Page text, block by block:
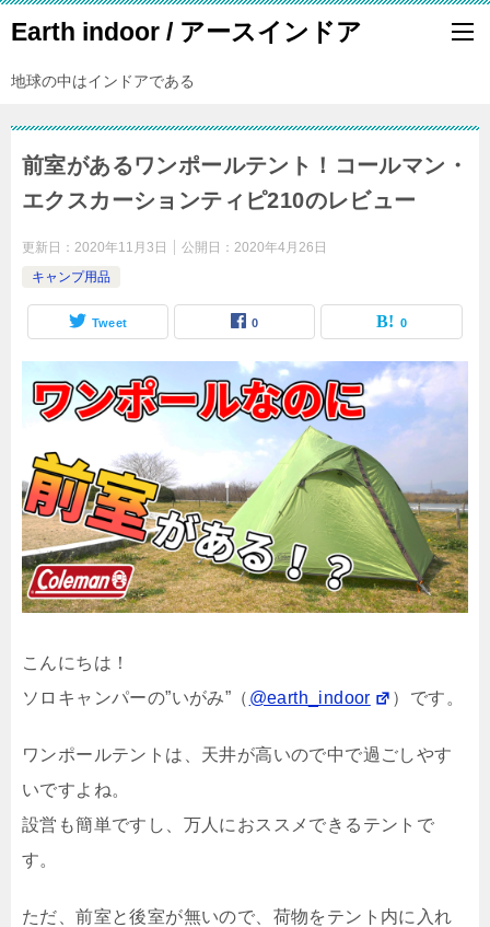
Earth indoor / アースインドア
地球の中はインドアである
前室があるワンポールテント！コールマン・
エクスカーションティピ210のレビュー
更新日： 2020年11月3日 公開日： 2020年4月26日
キャンプ用品
Tweet 0 0
こんにちは！
ソロキャンパーの”いがみ”（ @earth_indoor ）です。
ワンポールテントは、天井が高いので中で過ごしやす
いですよね。
設営も簡単ですし、万人におススメできるテントで
す。
ただ、前室と後室が無いので、荷物をテント内に入れ